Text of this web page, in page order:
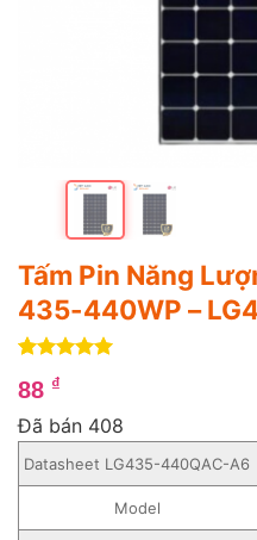
Tấm Pin Năng
435-440WP –
trên 5
dựa trên
88 ₫
Đã bán 408
Datasheet LG435-440QAC-A6
Model